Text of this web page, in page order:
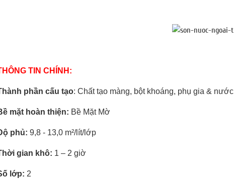
TIN CHÍNH:
phần cấu tạo: Chất tạo màng, bột khoáng, phụ gia & nước
mặt hoàn thiện: Bề Mặt Mờ
phủ: 9,8 - 13,0 m²/lít/lớp
gian khô: 1 – 2 giờ
lớp: 2